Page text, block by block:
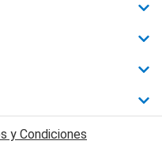
y Condiciones